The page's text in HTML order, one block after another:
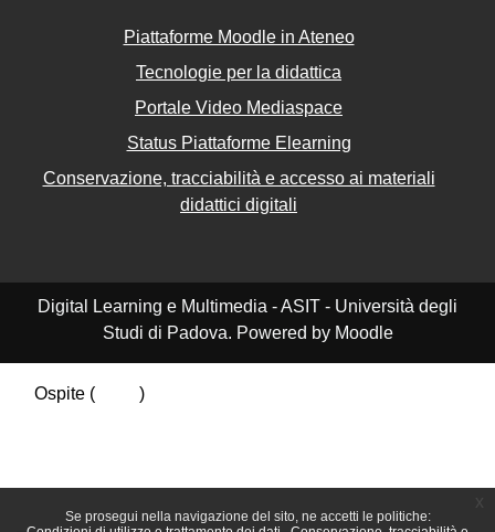
Se prosegui nella navigazione del sito, ne accetti le politiche:
Piattaforme Moodle in Ateneo
Tecnologie per la didattica
Portale Video Mediaspace
Status Piattaforme Elearning
Conservazione, tracciabilità e accesso ai materiali
didattici digitali
Digital Learning e Multimedia - ASIT - Università degli
Studi di Padova. Powered by Moodle
Ospite (
)